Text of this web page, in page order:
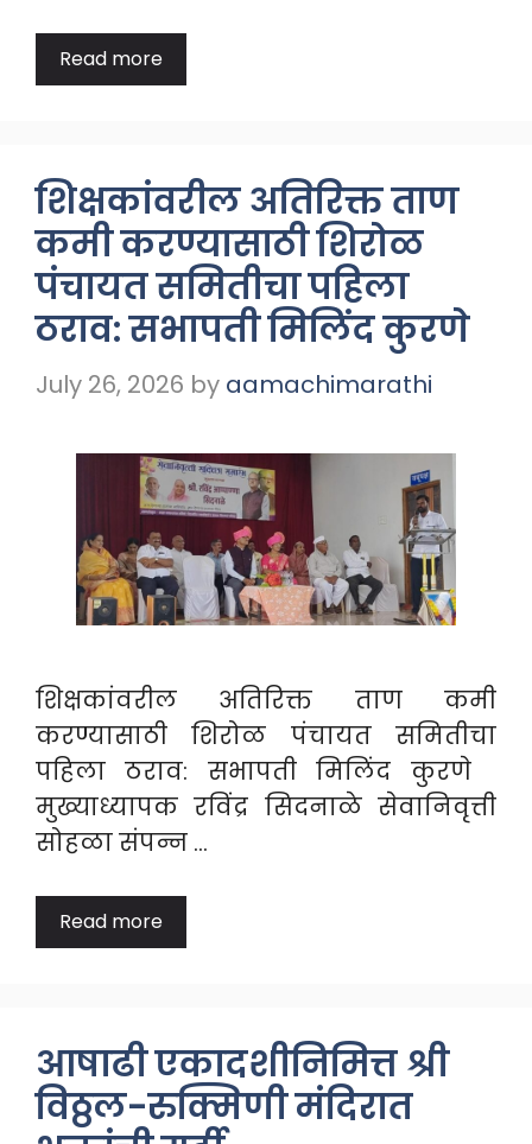
Read more
शिक्षकांवरील अतिरिक्त ताण
कमी करण्यासाठी शिरोळ
पंचायत समितीचा पहिला
ठराव: सभापती मिलिंद कुरणे
July 26, 2026 by aamachimarathi
शिक्षकांवरील अतिरिक्त ताण कमी
करण्यासाठी शिरोळ पंचायत समितीचा
पहिला ठराव: सभापती मिलिंद कुरणे
मुख्याध्यापक रविंद्र सिदनाळे सेवानिवृत्ती
सोहळा संपन्न …
Read more
आषाढी एकादशीनिमित्त श्री
विठ्ठल-रुक्मिणी मंदिरात